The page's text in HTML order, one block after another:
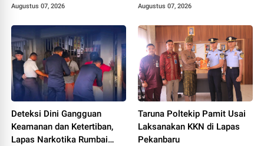
Augustus 07, 2026
Swasembada Pangan
Augustus 07, 2026
Deteksi Dini Gangguan
Keamanan dan Ketertiban,
Lapas Narkotika Rumbai
Taruna Poltekip Pamit Usai
Laksanakan KKN di Lapas
Pekanbaru